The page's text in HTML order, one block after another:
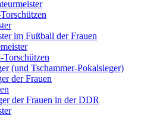
im Fußball der Frauen
(und Tschammer-Pokalsieger)
der Frauen
der Frauen in der DDR